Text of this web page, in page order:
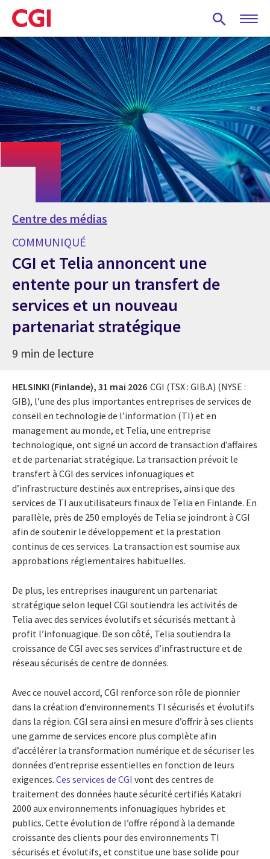
Skip
to
main
content
Centre des médias
COMMUNIQUÉ
CGI et Telia annoncent une
entente pour un transfert de
services et un nouveau
partenariat stratégique
9 min de lecture
HELSINKI (Finlande), 31 mai 2026 CGI (TSX : GIB.A) (NYSE :
GIB), l’une des plus importantes entreprises de services de
conseil en technologie de l’information (TI) et en
management au monde, et Telia, une entreprise
technologique, ont signé un accord de transaction d’affaires
et de partenariat stratégique. La transaction prévoit le
transfert à CGI des services infonuagiques et
d’infrastructure destinés aux entreprises, ainsi que des
services de TI aux utilisateurs finaux de Telia en Finlande. En
parallèle, près de 250 employés de Telia se joindront à CGI
afin de soutenir le développement et la prestation
continus de ces services. La transaction est soumise aux
approbations réglementaires habituelles.
De plus, les entreprises inaugurent un partenariat
stratégique selon lequel CGI soutiendra les activités de
Telia avec des services évolutifs et sécurisés mettant à
profit l’infonuagique. De son côté, Telia soutiendra la
croissance de CGI avec ses services d’infrastructure et de
réseau sécurisés de centre de données.
Avec ce nouvel accord, CGI renforce son rôle de pionnier
dans la création d’environnements TI sécurisés et évolutifs
dans la région. CGI sera ainsi en mesure d’offrir à ses clients
une gamme de services encore plus complète afin
d’accélérer la transformation numérique et de sécuriser les
données d’entreprise essentielles en fonction de leurs
exigences. Ces services de CGI vont des centres de
traitement des données haute sécurité certifiés Katakri
2000 aux environnements infonuagiques hybrides et
publics. Cette évolution de l’offre répond à la demande
croissante des clients pour des environnements TI
sécurisés et évolutifs, et constitue une base solide pour